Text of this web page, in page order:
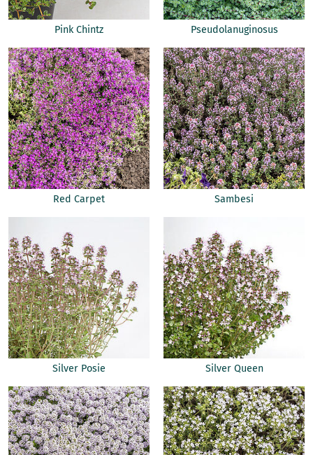
Pink Chintz Pseudolanuginosus
Red Carpet Sambesi
Silver Posie Silver Queen